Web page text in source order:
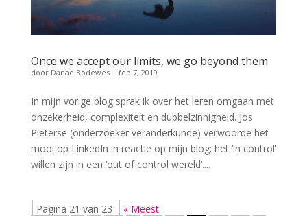
Once we accept our limits, we go beyond them
door Danae Bodewes| feb 7, 2019
In mijn vorige blog sprak ik over het leren omgaan met
onzekerheid, complexiteit en dubbelzinnigheid. Jos
Pieterse (onderzoeker veranderkunde) verwoorde het
mooi op LinkedIn in reactie op mijn blog: het ‘in control’
willen zijn in een ‘out of control wereld’....
Pagina 21 van 23
« Meest